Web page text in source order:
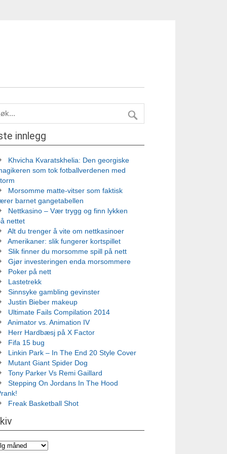
innlegg
Khvicha Kvaratskhelia: Den georgiske
som tok fotballverdenen med
Morsomme matte-vitser som faktisk
barnet gangetabellen
Nettkasino – Vær trygg og finn lykken
nettet
Alt du trenger å vite om nettkasinoer
Amerikaner: slik fungerer kortspillet
Slik finner du morsomme spill på nett
Gjør investeringen enda morsommere
Poker på nett
Lastetrekk
Sinnsyke gambling gevinster
Justin Bieber makeup
Ultimate Fails Compilation 2014
Animator vs. Animation IV
Herr Hardbæsj på X Factor
Fifa 15 bug
Linkin Park – In The End 20 Style Cover
Mutant Giant Spider Dog
Tony Parker Vs Remi Gaillard
Stepping On Jordans In The Hood
Freak Basketball Shot